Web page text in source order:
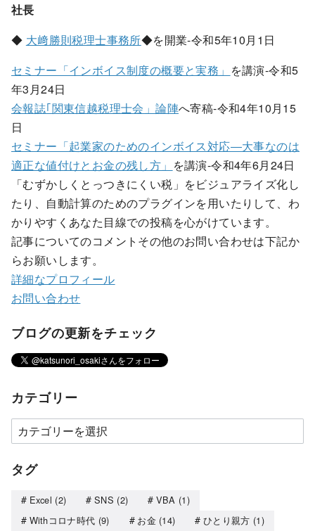
社長
◆ 大﨑勝則税理士事務所◆を開業-令和5年10月1日
セミナー「インボイス制度の概要と実務」 を講演-令和5
年3月24日
会報誌｢関東信越税理士会」論陣へ寄稿-令和4年10月15
日
セミナー「起業家のためのインボイス対応―大事なのは
適正な値付けとお金の残し方」 を講演-令和4年6月24日
「むずかしくとっつきにくい税」をビジュアライズ化し
たり、自動計算のためのプラグインを用いたりして、わ
かりやすくあなた目線での投稿を心がけています。
記事についてのコメントその他のお問い合わせは下記か
らお願いします。
詳細なプロフィール
お問い合わせ
ブログの更新をチェック
カテゴリー
タグ
Excel (2) SNS (2) VBA (1)
Withコロナ時代 (9) お金(14) ひとり親方 (1)